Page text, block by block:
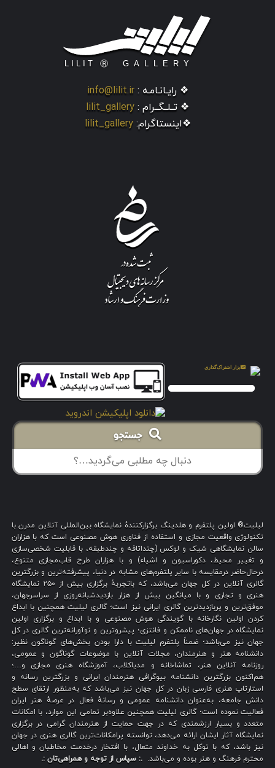
❖ رایـانـامـه : info@lilit.ir
❖ تــلــگــرام : lilit_gallery
❖اینستاگرام: lilit_gallery
جستجو
لیلیت® اولین پلتفرم و هلدینگ برگزارکنندهٔ نمایشگاه بین‌المللی آنلاین مدرن با
تکنولوژی واقعیت مجازی و استفاده از فناوری هوش مصنوعی است که با هزاران
سالن نمایشگاهی شیک و لوکس (چنداتاقه و چندطبقه، با قابلیت شخصی‌سازی
و تغییر محیط، دکوراسیون و اشیاء) و با هزاران طرح قاب‌مجازی متنوع،
درحال‌حاضر درمقایسه با سایر پلتفرم‌های مشابه در دنیا، پیشرفته‌ترین و بزرگترین
گالری آنلاین در کل جهان می‌باشد، که باتجربهٔ برگزاری بیش از ۲۵۰ نمایشگاه
هنری و تجاری و با میانگین بیش از هزار بازدیدشبانه‌روزی از سراسرجهان،
موفق‌ترین و پربازدیدترین گالری ایرانی نیز است؛ گالری لیلیت همچنین با ابداع
کردن اولین نگارخانه با گویندگی هوش مصنوعی و با ابداع و برگزاری اولین
نمایشگاه در جهان‌های ناممکن و فانتزی؛ پیشروترین و نوآورانه‌ترین گالری در کل
جهان نیز می‌باشد؛ ضمناً پلتفرم لیلیت با دارا بودن بخش‌های گوناگون نظیر:
دانشنامه هنر و هنرمندان، مجلات آنلاین با موضوعات گوناگون و عمومی،
روزنامه آنلاین هنر، تماشاخانه و مدیاکلاب، آموزشگاه هنری مجازی و…؛
هم‌اکنون بزرگترین دانشنامه بیوگرافی هنرمندان ایرانی و بزرگترین رسانه و
استارتاپ هنری فارسی زبان در کل جهان نیز می‌باشد که به‌منظور ارتقای سطح
دانش جامعه، به‌عنوان دانشنامه عمومی و رسانهٔ فعال در عرصهٔ هنر ایران
فعالیت نموده است؛ گالری لیلیت همچنین علاوه‌بر تمامی این موارد، با امکانات
متعدد و بسیار ارزشمندی که در جهت حمایت از هنرمندان گرامی در برگزاری
نمایشگاه آثار ایشان ارائه می‌دهد، توانسته پرامکانات‌ترین گالری هنری در جهان
نیز باشد، که با توکل به خداوند متعال، با افتخار درخدمت مخاطبان و اهالی
محترم فرهنگ و هنر بوده و می‌باشد. .: سپاس از توجه و همراهی‌تان :.